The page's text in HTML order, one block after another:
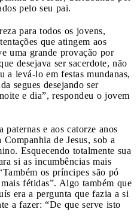
pelo seu pai.
para todos os jovens,
que atingem aos
uma grande provação por
desejava ser sacerdote, não
a levá-lo em festas mundanas,
segues desejando ser
e dia”, respondeu o jovem
e aos catorze anos
de Jesus, sob a
Esquecendo totalmente sua
si as incumbências mais
os príncipes são pó
fétidas”. Algo também que
era a pergunta que fazia a si
a fazer: “De que serve isto